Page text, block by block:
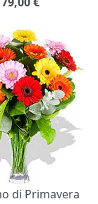
di Primavera